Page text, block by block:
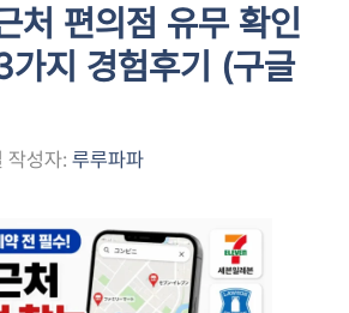
처 편의점 유무 확인
가지 경험후기 (구글
작성자: 루루파파